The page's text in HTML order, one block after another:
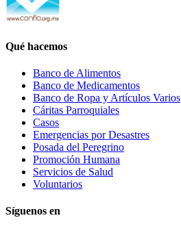
Qué hacemos
Banco de Alimentos
Banco de Medicamentos
Banco de Ropa y Artículos Varios
Cáritas Parroquiales
Casos
Emergencias por Desastres
Posada del Peregrino
Promoción Humana
Servicios de Salud
Voluntarios
Síguenos en